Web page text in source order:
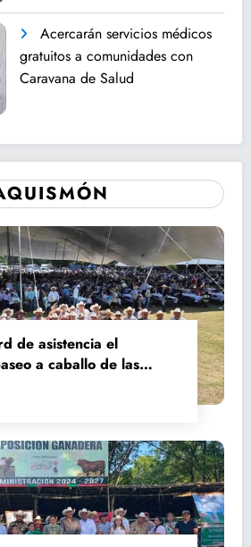
Acercarán servicios médicos
gratuitos a comunidades con
Caravana de Salud
de asistencia el
a caballo de las
y Santa Ana